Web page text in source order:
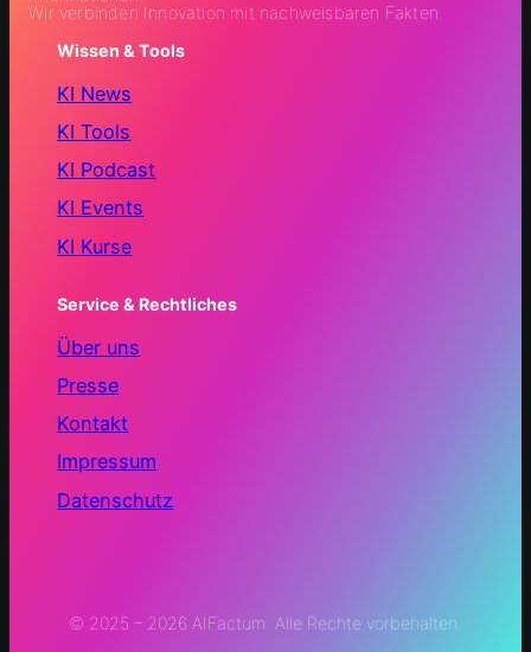
Wir verbinden Innovation mit nachweisbaren Fakten.
Wissen & Tools
KI News
KI Tools
KI Podcast
KI Events
KI Kurse
Service & Rechtliches
Über uns
Presse
Kontakt
Impressum
Datenschutz
© 2025 – 2026 AIFactum. Alle Rechte vorbehalten.